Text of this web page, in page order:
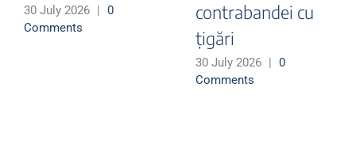
30 July 2026
0
Comments
contrabandei cu
țigări
30 July 2026
0
Comments